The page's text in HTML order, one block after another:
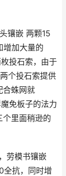
镶嵌 两颗15
加大量的
投石索，由于
个投石索提供
合蛛网就
免板子的法力
个里面稍逊的
劳模书镶嵌
全抗，同时增